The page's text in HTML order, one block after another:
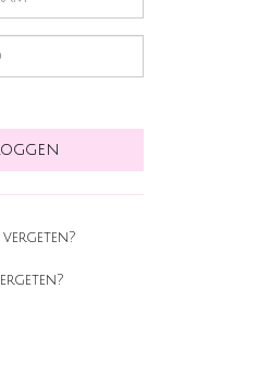
vergeten?